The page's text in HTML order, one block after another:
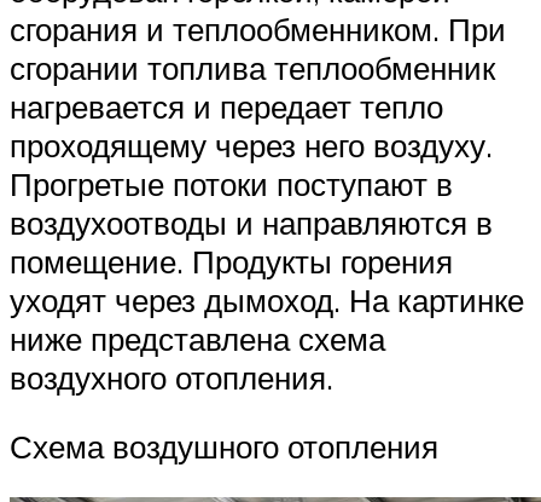
сгорания и теплообменником. При
сгорании топлива теплообменник
нагревается и передает тепло
проходящему через него воздуху.
Прогретые потоки поступают в
воздухоотводы и направляются в
помещение. Продукты горения
уходят через дымоход. На картинке
ниже представлена схема
воздухного отопления.
Схема воздушного отопления